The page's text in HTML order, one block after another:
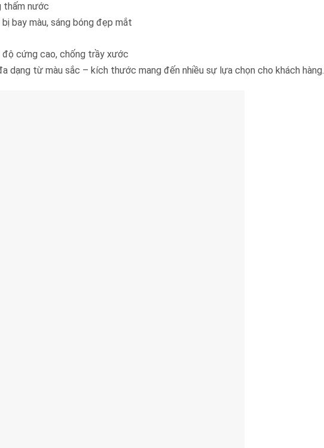
thấm nước
bay màu, sáng bóng đẹp mắt
cứng cao, chống trầy xước
dạng từ màu sắc – kích thước mang đến nhiều sự lựa chọn cho khách hàng.